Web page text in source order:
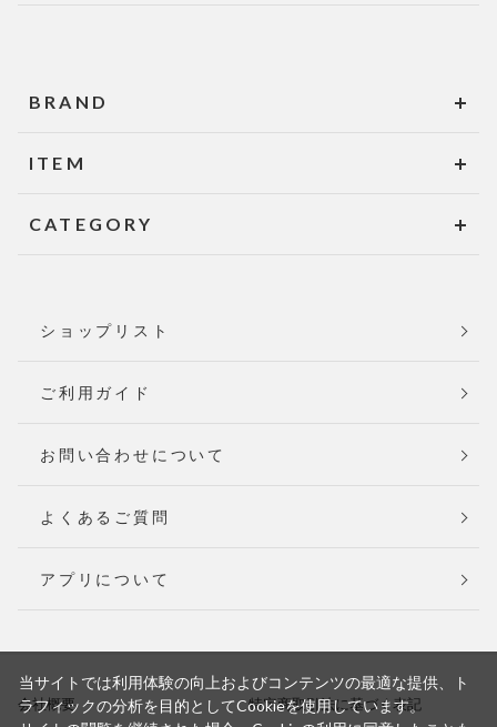
BRAND
ITEM
CATEGORY
ショップリスト
ご利用ガイド
お問い合わせについて
よくあるご質問
アプリについて
会社概要
特定商取引法に基づく表記
当サイトでは利用体験の向上およびコンテンツの最適な提供、ト
ラフィックの分析を目的としてCookieを使用しています。